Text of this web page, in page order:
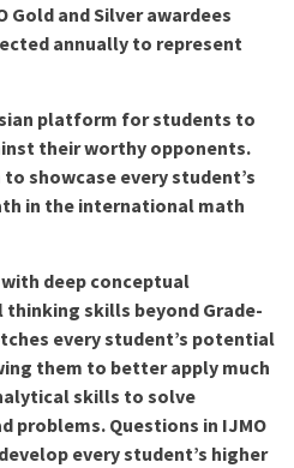
Gold and Silver awardees
annually to represent
platform for students to
their worthy opponents.
showcase every student’s
in the international math
deep conceptual
skills beyond Grade-
every student’s potential
them to better apply much
skills to solve
problems. Questions in IJMO
every student’s higher